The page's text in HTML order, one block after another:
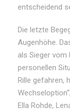
entscheidend
Die letzte
Augenhöhe.
als Sieger vom
personellen
Rille gefahren,
Ella Rohde,